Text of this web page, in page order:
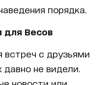
порядка.
для Весов
с друзьями
не видели.
новости или